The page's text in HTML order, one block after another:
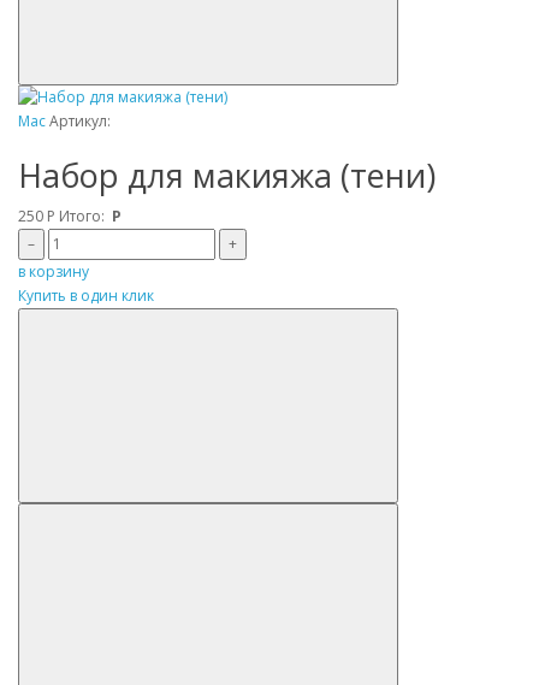
MacАртикул:
Набор для макияжа (тени)
250 Р Итого: Р
–
+
в корзину
Купить в один клик